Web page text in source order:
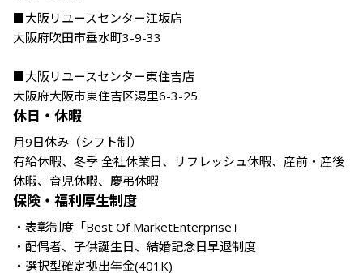
■大阪リユースセンター江坂店
大阪府吹田市垂水町3-9-33
■大阪リユースセンター東住吉店
大阪府大阪市東住吉区湯里6-3-25
休日・休暇
月9日休み（シフト制）
有給休暇、冬季 全社休業日、リフレッシュ休暇、産前・産後
休暇、育児休暇、慶弔休暇
保険・福利厚生制度
・表彰制度「Best Of MarketEnterprise」
・配偶者、子供誕生日、結婚記念日早退制度
・選択型確定拠出年金(401K)